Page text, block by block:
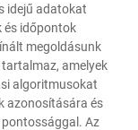
idejű adatokat
és időpontok
megoldásunk
amelyek
algoritmusokat
azonosítására és
Az